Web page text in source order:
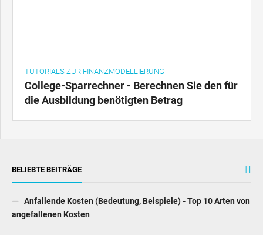
TUTORIALS ZUR FINANZMODELLIERUNG
College-Sparrechner - Berechnen Sie den für
die Ausbildung benötigten Betrag
BELIEBTE BEITRÄGE
Anfallende Kosten (Bedeutung, Beispiele) - Top 10 Arten von
angefallenen Kosten